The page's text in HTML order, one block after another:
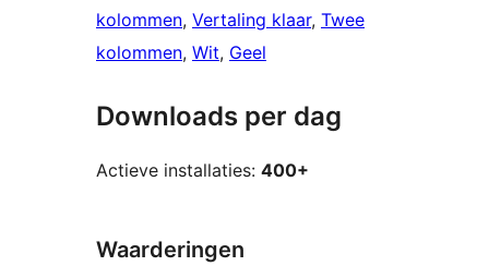
kolommen, Vertaling klaar, Twee
kolommen, Wit, Geel
Downloads per dag
Actieve installaties: 400+
Waarderingen